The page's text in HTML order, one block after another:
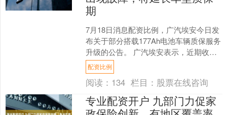
期
7月18日消息配资比例，广汽埃安今日发
布关于部分搭载177Ah电池车辆质保服务
升级的公告。 广汽埃安表示，近期收到
行驶里程超过15万公里的AIONS部分用
户反馈....
配资比例
阅读： 134 栏目： 股票在线咨询
专业配资开户 九部门力促家